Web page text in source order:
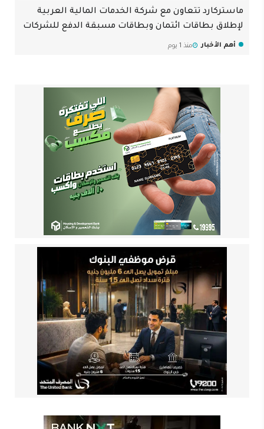
ماستركارد تتعاون مع شركة الخدمات المالية العربية
لإطلاق بطاقات ائتمان وبطاقات مسبقة الدفع للشركات
أهم الأخبار منذ 1 يوم